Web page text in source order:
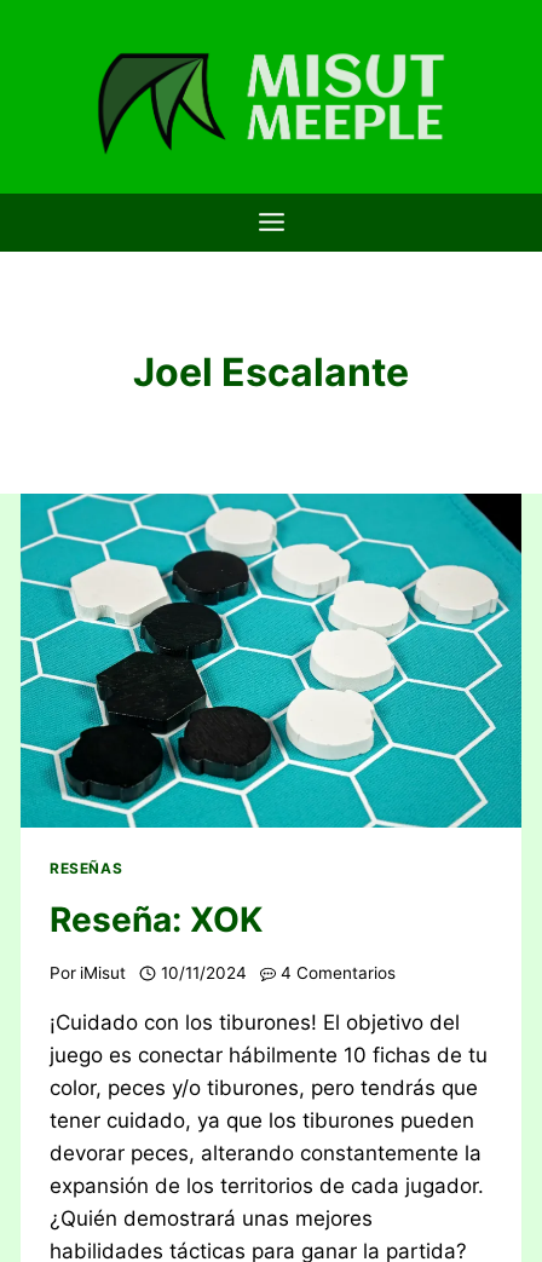
Joel Escalante
RESEÑAS
Reseña: XOK
Por iMisut 10/11/2024 4 Comentarios
¡Cuidado con los tiburones! El objetivo del
juego es conectar hábilmente 10 fichas de tu
color, peces y/o tiburones, pero tendrás que
tener cuidado, ya que los tiburones pueden
devorar peces, alterando constantemente la
expansión de los territorios de cada jugador.
¿Quién demostrará unas mejores
habilidades tácticas para ganar la partida?